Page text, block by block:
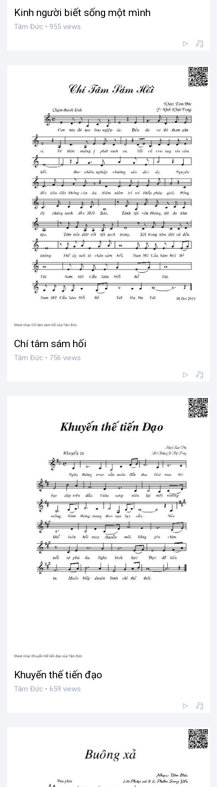
Kinh người biết sống một mình
Tâm Đức • 955 views
Chí tâm sám hối
Tâm Đức • 756 views
Khuyến thế tiến đạo
Tâm Đức • 659 views